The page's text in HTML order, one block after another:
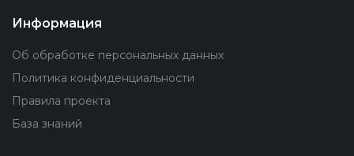
Информация
Об обработке персональных данных
Политика конфиденциальности
Правила проекта
База знаний